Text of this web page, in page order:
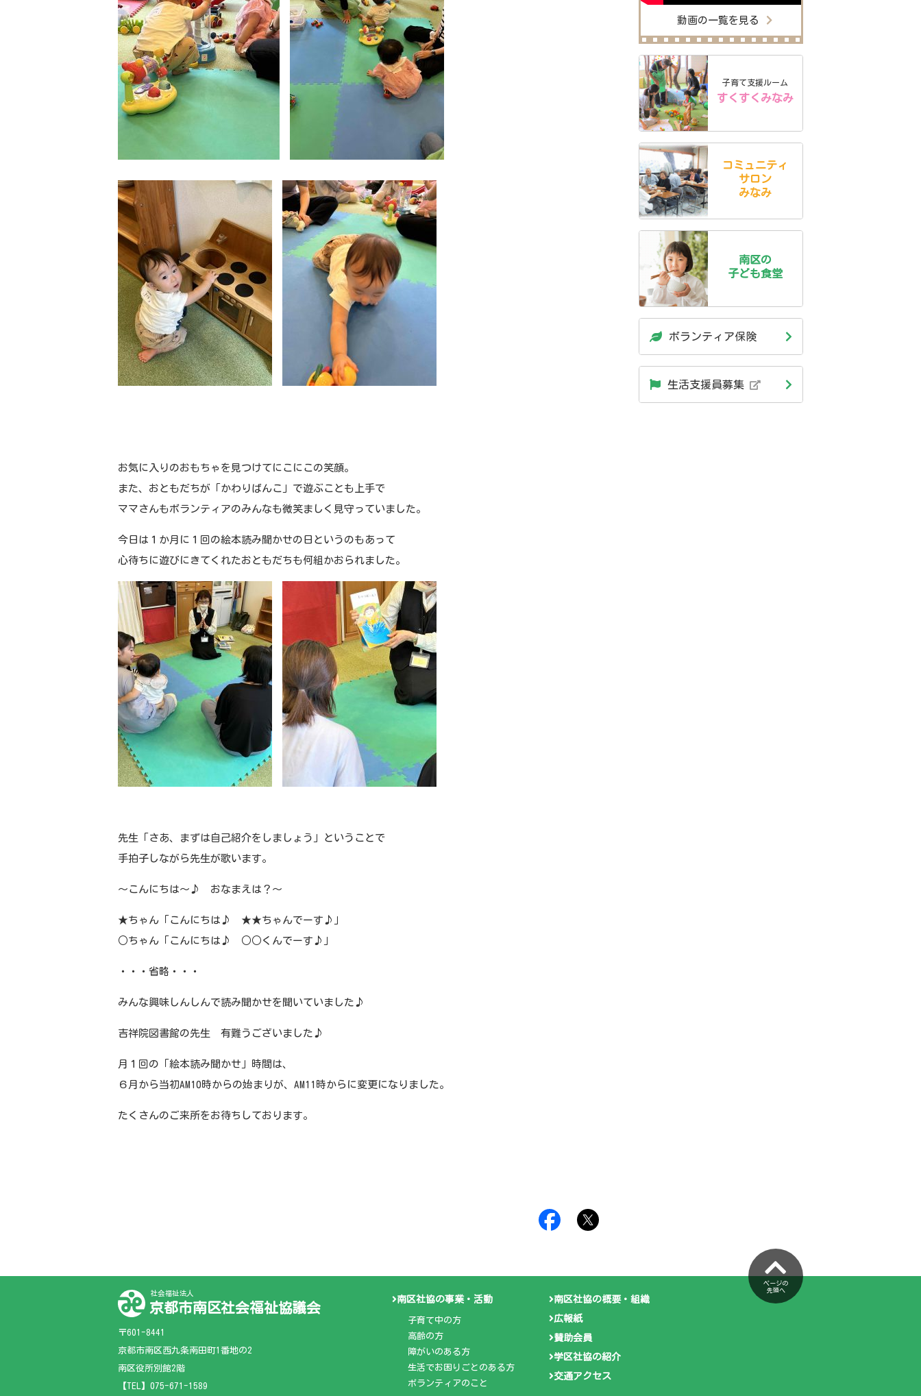
お気に入りのおもちゃを見つけてにこにこの笑顔。
また、おともだちが「かわりばんこ」で遊ぶことも上手で
ママさんもボランティアのみんなも微笑ましく見守っていました。
今日は１か月に１回の絵本読み聞かせの日というのもあって
心待ちに遊びにきてくれたおともだちも何組かおられました。
先生「さあ、まずは自己紹介をしましょう」ということで
手拍子しながら先生が歌います。
～こんにちは～♪ おなまえは？～
★ちゃん「こんにちは♪ ★★ちゃんでーす♪」
○ちゃん「こんにちは♪ ○○くんでーす♪」
・・・省略・・・
みんな興味しんしんで読み聞かせを聞いていました♪
吉祥院図書館の先生 有難うございました♪
月１回の「絵本読み聞かせ」時間は、
６月から当初AM10時からの始まりが、AM11時からに変更になりました。
たくさんのご来所をお待ちしております。
動画の一覧を見る
子育て支援ルーム
すくすくみなみ
コミュニティ
サロン
みなみ
南区の
子ども食堂
ボランティア保険
生活支援員募集
ページの
先頭へ
社会福祉法人
京都市南区社会福祉協議会
〒601-8441
京都市南区西九条南田町1番地の2
南区役所別館2階
【TEL】 075-671-1589
南区社協の事業・活動
子育て中の方
高齢の方
障がいのある方
生活でお困りごとのある方
ボランティアのこと
南区社協の概要・組織
広報紙
賛助会員
学区社協の紹介
交通アクセス